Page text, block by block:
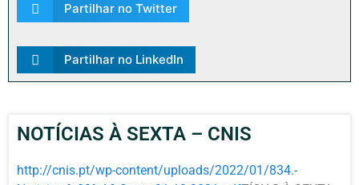
Partilhar no Twitter
Partilhar no LinkedIn
NOTÍCIAS À SEXTA – CNIS
http://cnis.pt/wp-content/uploads/2022/01/834.-